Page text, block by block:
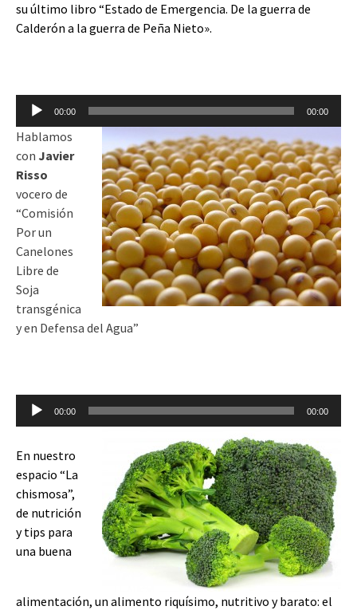
su último libro “Estado de Emergencia. De la guerra de
Calderón a la guerra de Peña Nieto».
Reproductor
de
audio
00:00 00:00
Hablamos
con Javier
Risso
vocero de
“Comisión
Por un
Canelones
Libre de
Soja
transgénica
y en Defensa del Agua”
Reproductor
de
00:00 00:00
En nuestro
espacio “La
chismosa”,
de nutrición
y tips para
una buena
alimentación, un alimento riquísimo, nutritivo y barato: el